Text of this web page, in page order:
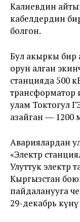
Калиевдин
кабелдердин
болгон.
Бул акыркы бир
орун алган
станцияда 500
трансформатор
улам Токтогул
азайган ― 1200
Авариялардан
«Электр
Улуттук электр
Кыргызстан
пайдаланууга
29-декабрь